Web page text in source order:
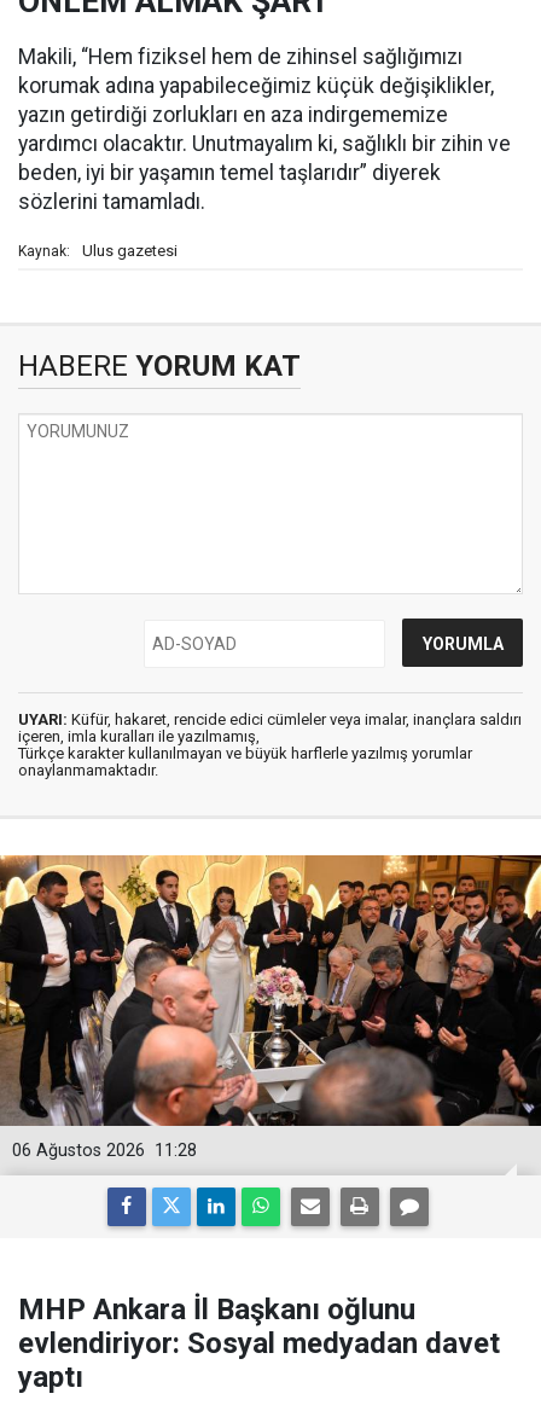
Makili, “Hem fiziksel hem de zihinsel sağlığımızı
korumak adına yapabileceğimiz küçük değişiklikler,
yazın getirdiği zorlukları en aza indirgememize
yardımcı olacaktır. Unutmayalım ki, sağlıklı bir zihin ve
beden, iyi bir yaşamın temel taşlarıdır” diyerek
sözlerini tamamladı.
Kaynak: Ulus gazetesi
HABERE YORUM KAT
UYARI: Küfür, hakaret, rencide edici cümleler veya imalar, inançlara saldırı
içeren, imla kuralları ile yazılmamış,
Türkçe karakter kullanılmayan ve büyük harflerle yazılmış yorumlar
onaylanmamaktadır.
11:28
06 Ağustos 2026
MHP Ankara İl Başkanı oğlunu
evlendiriyor: Sosyal medyadan davet
yaptı